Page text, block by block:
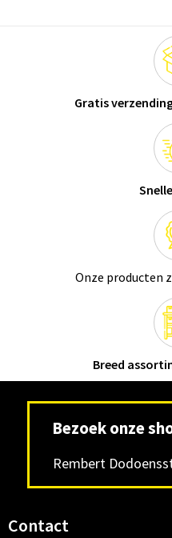
Gratis
Snelle
Onze producten
Breed
Bezoek onze
Rembert
Contact